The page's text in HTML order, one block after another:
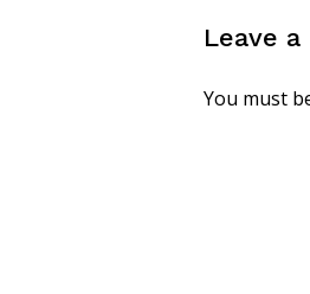
Leave
You must